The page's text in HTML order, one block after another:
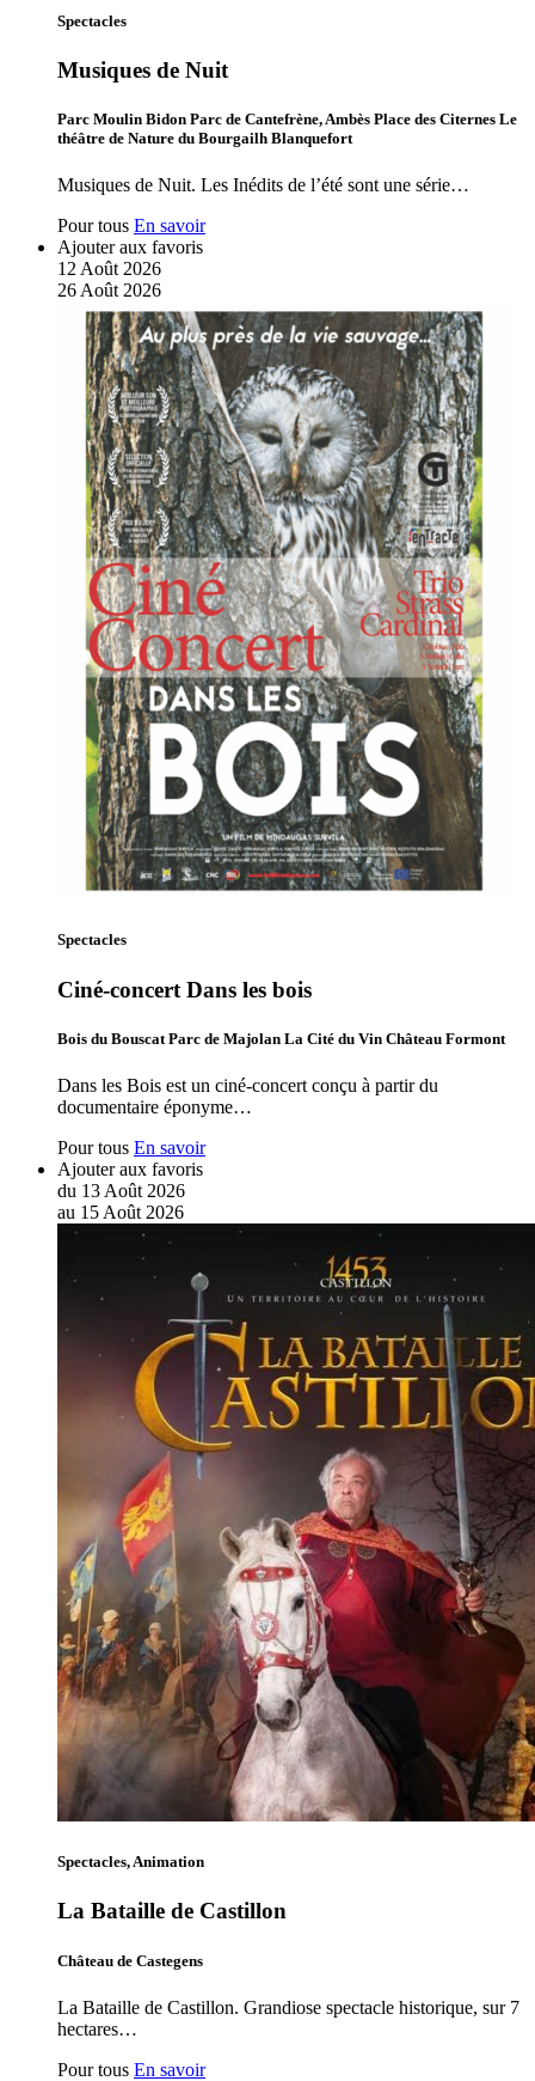
Spectacles
Musiques de Nuit
Parc Moulin Bidon Parc de Cantefrène, Ambès Place des Citernes Le
théâtre de Nature du Bourgailh Blanquefort
Musiques de Nuit. Les Inédits de l’été sont une série…
Pour tous En savoir
Ajouter aux favoris
12 Août 2026
26 Août 2026
Spectacles
Ciné-concert Dans les bois
Bois du Bouscat Parc de Majolan La Cité du Vin Château Formont
Dans les Bois est un ciné-concert conçu à partir du
documentaire éponyme…
Pour tous En savoir
Ajouter aux favoris
du 13 Août 2026
au 15 Août 2026
Spectacles, Animation
La Bataille de Castillon
Château de Castegens
La Bataille de Castillon. Grandiose spectacle historique, sur 7
hectares…
Pour tous En savoir